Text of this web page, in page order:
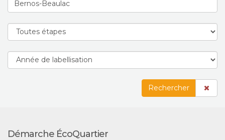
Rechercher
Démarche ÉcoQuartier